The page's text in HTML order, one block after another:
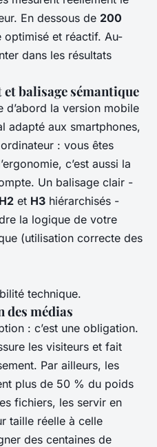
En dessous de 200
optimisé et réactif. Au-
dans les résultats
balisage sémantique
d’abord la version mobile
adapté aux smartphones,
: vous êtes
c’est aussi la
Un balisage clair -
H2 et H3 hiérarchisés -
la logique de votre
(utilisation correcte des
technique.
des médias
: c’est une obligation.
les visiteurs et fait
Par ailleurs, les
plus de 50 % du poids
fichiers, les servir en
taille réelle à celle
des centaines de